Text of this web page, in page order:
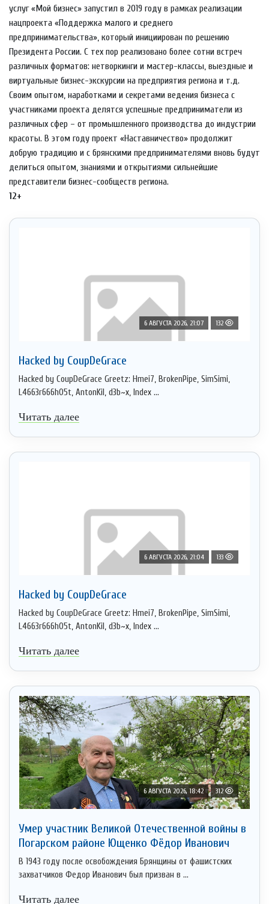
услуг «Мой бизнес» запустил в 2019 году в рамках реализации
нацпроекта «Поддержка малого и среднего
предпринимательства», который инициирован по решению
Президента России. С тех пор реализовано более сотни встреч
различных форматов: нетворкинги и мастер-классы, выездные и
виртуальные бизнес-экскурсии на предприятия региона и т.д.
Своим опытом, наработками и секретами ведения бизнеса с
участниками проекта делятся успешные предприниматели из
различных сфер – от промышленного производства до индустрии
красоты. В этом году проект «Наставничество» продолжит
добрую традицию и с брянскими предпринимателями вновь будут
делиться опытом, знаниями и открытиями сильнейшие
представители бизнес-сообществ региона.
12+
6 АВГУСТА 2026, 21:07 132
Hacked by CoupDeGrace
Hacked by CoupDeGrace Greetz: Hmei7, BrokenPipe, SimSimi,
L4663r666h05t, AntonKil, d3b~x, Index ...
Читать далее
6 АВГУСТА 2026, 21:04 133
Hacked by CoupDeGrace
Hacked by CoupDeGrace Greetz: Hmei7, BrokenPipe, SimSimi,
L4663r666h05t, AntonKil, d3b~x, Index ...
Читать далее
6 АВГУСТА 2026, 18:42 312
Умер участник Великой Отечественной войны в
Погарском районе Ющенко Фёдор Иванович
В 1943 году после освобождения Брянщины от фашистских
захватчиков Федор Иванович был призван в ...
Читать далее